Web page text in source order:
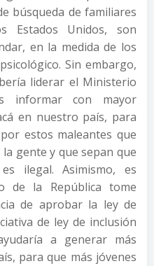
búsqueda de familiares
Estados Unidos, son
en la medida de los
Sin embargo,
liderar el Ministerio
informar con mayor
en nuestro país, para
estos maleantes que
gente y que sepan que
ilegal. Asimismo, es
de la República tome
de aprobar la ley de
de ley de inclusión
a generar más
para que más jóvenes